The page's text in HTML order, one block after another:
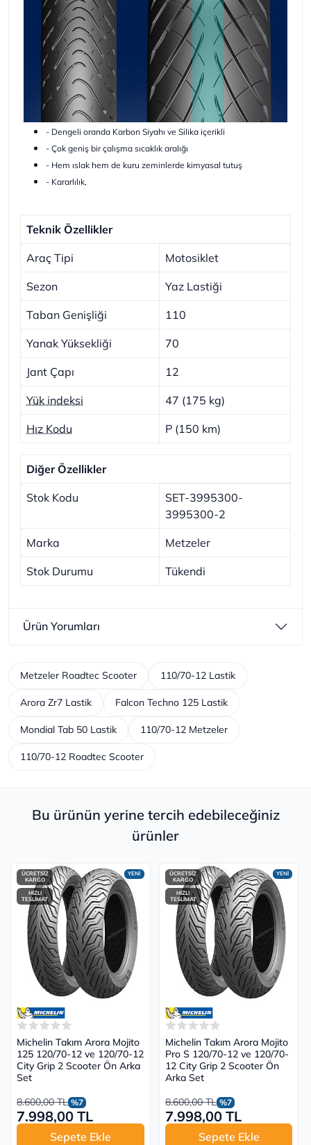
- Dengeli oranda Karbon Siyahı ve Silika içerikli
- Çok geniş bir çalışma sıcaklık aralığı
- Hem ıslak hem de kuru zeminlerde kimyasal tutuş
- Kararlılık,
Teknik Özellikler
Araç Tipi Motosiklet
Sezon Yaz Lastiği
Taban Genişliği 110
Yanak Yüksekliği 70
Jant Çapı 12
Yük indeksi 47 (175 kg)
Hız Kodu P (150 km)
Diğer Özellikler
Stok Kodu
SET-3995300-
3995300-2
Marka Metzeler
Stok Durumu Tükendi
Ürün Yorumları
Metzeler Roadtec Scooter 110/70-12 Lastik
Arora Zr7 Lastik Falcon Techno 125 Lastik
Mondial Tab 50 Lastik 110/70-12 Metzeler
110/70-12 Roadtec Scooter
Bu ürünün yerine tercih edebileceğiniz
ürünler
YENİ
ÜCRETSİZ
KARGO
HIZLI
TESLİMAT
Michelin Takım Arora Mojito
125 120/70-12 ve 120/70-12
City Grip 2 Scooter Ön Arka
Set
8.600,00 TL %7
7.998,00 TL
Sepete Ekle
YENİ
ÜCRETSİZ
KARGO
HIZLI
TESLİMAT
Michelin Takım Arora Mojito
Pro S 120/70-12 ve 120/70-
12 City Grip 2 Scooter Ön
Arka Set
8.600,00 TL %7
7.998,00 TL
Sepete Ekle